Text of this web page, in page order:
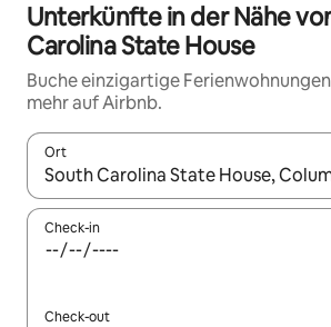
Unterkünfte in der Nähe
Carolina State House
Buche einzigartige
mehr auf Airbnb.
Ort
Wenn Ergebnisse verfügbar sind,
Check-in
Check-out